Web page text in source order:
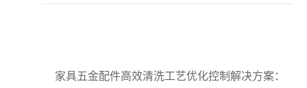
家具五金配件高效清洗工艺优化控制解决方案：